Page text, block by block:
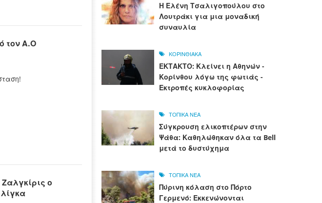
τον Α.Ο
ο
Η Ελένη Τσαλιγοπούλου στο
Λουτράκι για μια μοναδική
συναυλία
ΚΟΡΙΝΘΙΑΚΑ
ΕΚΤΑΚΤΟ: Κλείνει η Αθηνών -
Κορίνθου λόγω της φωτιάς -
Εκτροπές κυκλοφορίας
ΤΟΠΙΚΑ ΝΕΑ
Σύγκρουση ελικοπτέρων στην
Ψάθα: Καθηλώθηκαν όλα τα Bell
μετά το δυστύχημα
ΤΟΠΙΚΑ ΝΕΑ
Πύρινη κόλαση στο Πόρτο
Γερμενό: Εκκενώνονται